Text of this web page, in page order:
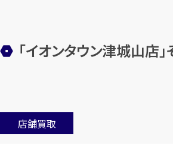
「イオンタウン津城山店」
店舗買取